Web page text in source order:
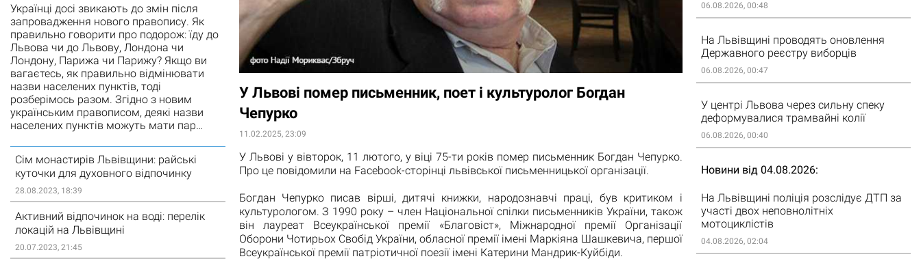
Українці досі звикають до змін після
запровадження нового правопису. Як
правильно говорити про подорож: їду до
Львова чи до Львову, Лондона чи
Лондону, Парижа чи Парижу? Якщо ви
вагаєтесь, як правильно відмінювати
назви населених пунктів, тоді
розберімось разом. Згідно з новим
українським правописом, деякі назви
населених пунктів можуть мати пар…
Сім монастирів Львівщини: райські
куточки для духовного відпочинку
28.08.2023, 18:39
Активний відпочинок на воді: перелік
локацій на Львівщині
20.07.2023, 21:45
У Львові помер письменник, поет і культуролог Богдан
Чепурко
11.02.2025, 23:09
У Львові у вівторок, 11 лютого, у віці 75-ти років помер письменник Богдан Чепурко.
Про це повідомили на Facebook-сторінці львівської письменницької організації.
Богдан Чепурко писав вірші, дитячі книжки, народознавчі праці, був критиком і
культурологом. З 1990 року – член Національної спілки письменників України, також
він лауреат Всеукраїнської премії «Благовіст», Міжнародної премії Організації
Оборони Чотирьох Свобід України, обласної премії імені Маркіяна Шашкевича, першої
Всеукраїнської премії патріотичної поезії імені Катерини Мандрик-Куйбіди.
06.08.2026, 00:48
На Львівщині проводять оновлення
Державного реєстру виборців
06.08.2026, 00:47
У центрі Львова через сильну спеку
деформувалися трамвайні колії
06.08.2026, 00:40
Новини від 04.08.2026
На Львівщині поліція розслідує ДТП за
участі двох неповнолітніх
мотоциклістів
04.08.2026, 02:04